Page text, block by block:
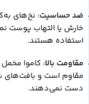
ضد حساسیت: نخ‌های
خارش یا التهاب پوست
استفاده هستند.
مقاومت بالا: کاموا
مقاوم است و بافت‌های
دست نمی‌دهند.